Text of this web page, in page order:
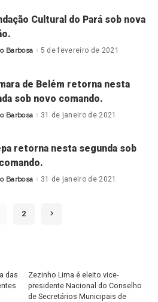
Cultural do Pará sob nova
Barbosa 5 de fevereiro de 2021
de Belém retorna nesta
sob novo comando.
Barbosa 31 de janeiro de 2021
retorna nesta segunda sob
Barbosa 31 de janeiro de 2021
2
das
Zezinho Lima é eleito vice-
presidente Nacional do Conselho
de Secretários Municipais de